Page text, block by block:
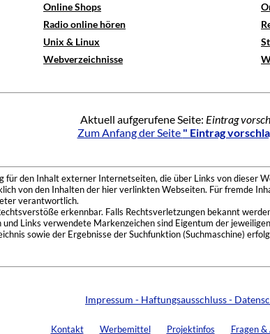
Online Shops
Radio online hören
Unix & Linux
Webverzeichnisse
Aktuell aufgerufene Seite: Eintrag
Zum Anfang der Seite " Eintrag
den Inhalt externer Internetseiten, die über Links von dieser
von den Inhalten der hier verlinkten Webseiten. Für fremde
verantwortlich.
erkennbar. Falls Rechtsverletzungen bekannt
Links verwendete Markenzeichen sind Eigentum der
sowie der Ergebnisse der Suchfunktion (Suchmaschine)
Impressum - Haftungsausschluss -
Kontakt Werbemittel Projektinfos Fragen